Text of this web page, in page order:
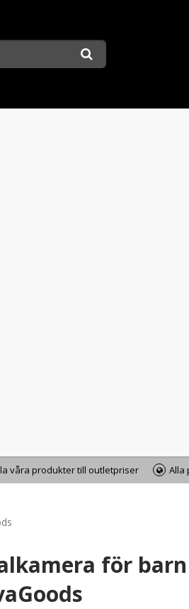
våra produkter till outletpriser Alla
för